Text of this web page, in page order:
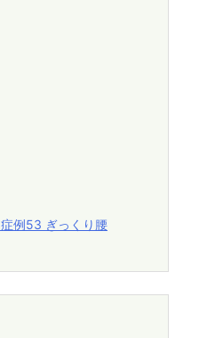
症例53 ぎっくり腰